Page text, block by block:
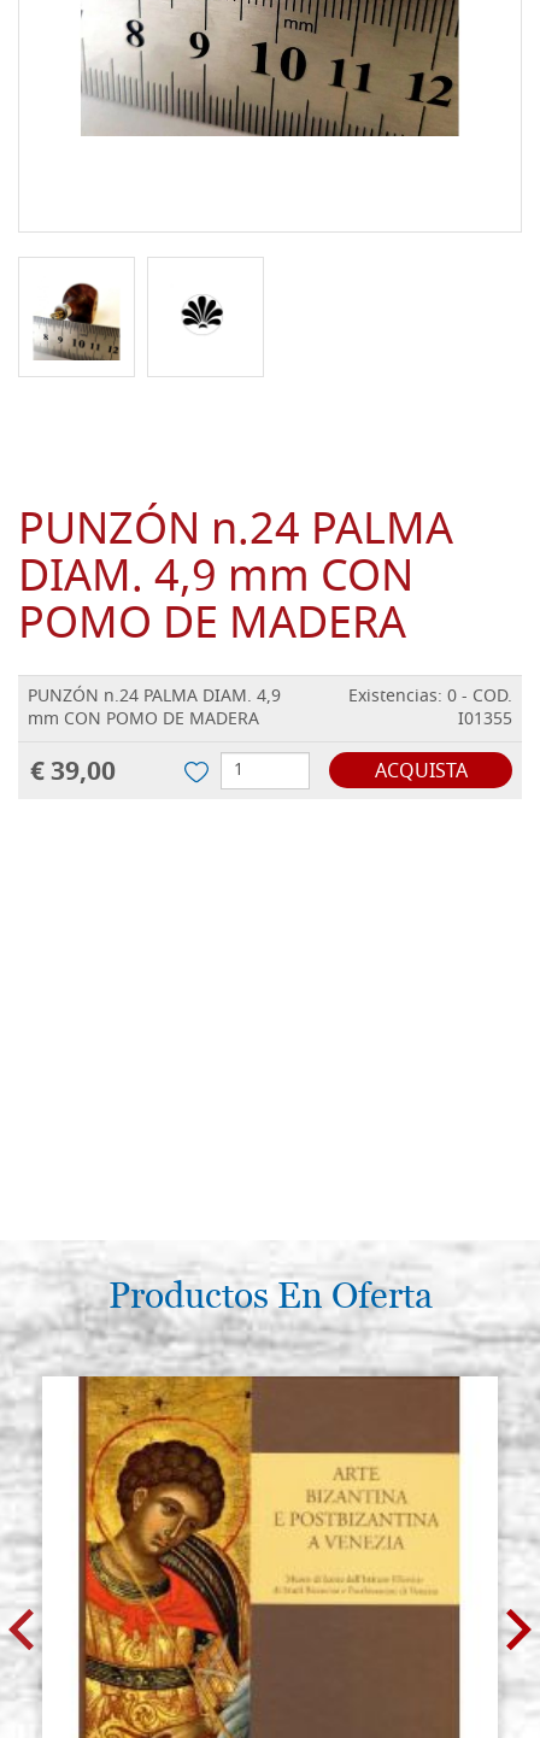
PUNZÓN n.24 PALMA
DIAM. 4,9 mm CON
POMO DE MADERA
PUNZÓN n.24 PALMA DIAM. 4,9
mm CON POMO DE MADERA
Existencias: 0 - COD.
I01355
€ 39,00 ACQUISTA
Productos En Oferta